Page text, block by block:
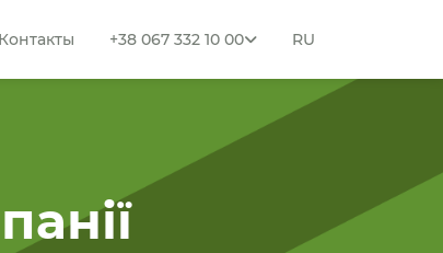
Контакты +38 067 332 10 00 RU